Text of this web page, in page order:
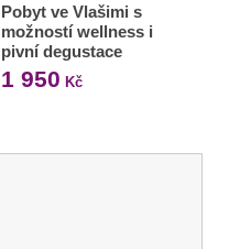
Pobyt ve Vlašimi s
možností wellness i
pivní degustace
1 950 Kč